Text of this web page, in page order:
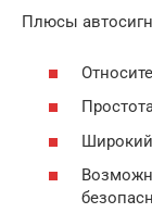
Плюсы